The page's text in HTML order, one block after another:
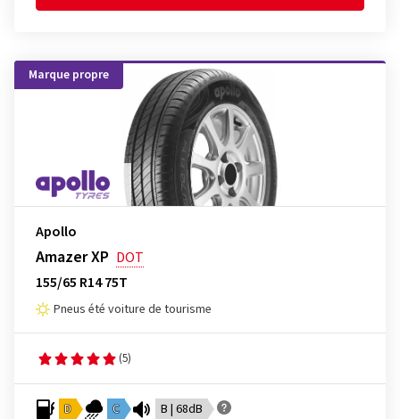
Marque propre
Apollo
Amazer XP DOT
155/65 R14 75T
Pneus été voiture de tourisme
(5)
D C B | 68dB